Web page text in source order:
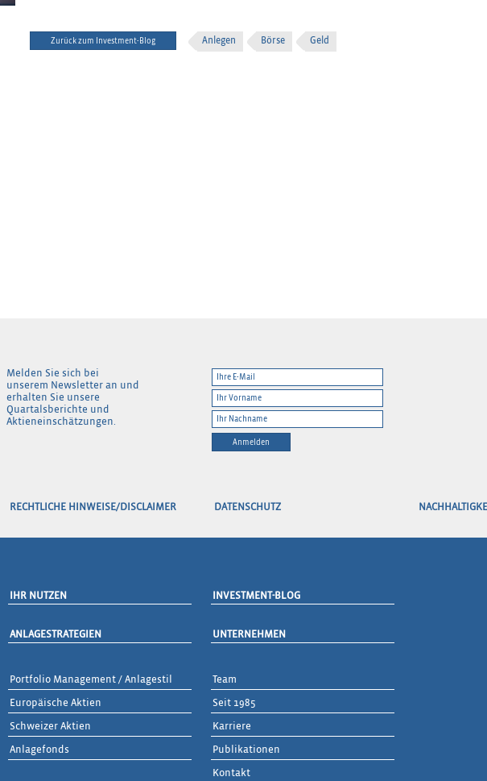
Zurück zum Investment-Blog Anlegen Börse Geld
Melden Sie sich bei
unserem Newsletter an und
erhalten Sie unsere
Quartalsberichte und
Aktieneinschätzungen.
Anmelden
RECHTLICHE HINWEISE/DISCLAIMER DATENSCHUTZ
IHR NUTZEN
ANLAGESTRATEGIEN
Portfolio Management / Anlagestil
Europäische Aktien
Schweizer Aktien
Anlagefonds
INVESTMENT-BLOG
UNTERNEHMEN
Team
Seit 1985
Karriere
Publikationen
Kontakt